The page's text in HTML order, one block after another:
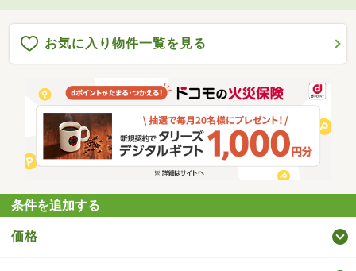
お気に入り物件一覧を見る
条件を追加する
価格